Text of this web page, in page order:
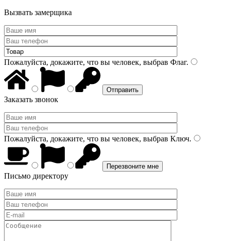
Вызвать замерщика
Пожалуйста, докажите, что вы человек, выбрав Флаг.
Заказать звонок
Пожалуйста, докажите, что вы человек, выбрав Ключ.
Письмо директору